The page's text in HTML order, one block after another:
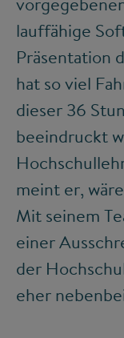
lauffähige
Präsentation
hat so viel
dieser 36
beeindruckt
meint er,
Mit seinem
einer
der
eher